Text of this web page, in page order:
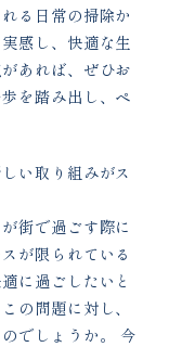
る日常の掃除か
感し、快適な生
あれば、ぜひお
を踏み出し、ペ
い取り組みがス
街で過ごす際に
が限られている
に過ごしたいと
の問題に対し、
でしょうか。 今